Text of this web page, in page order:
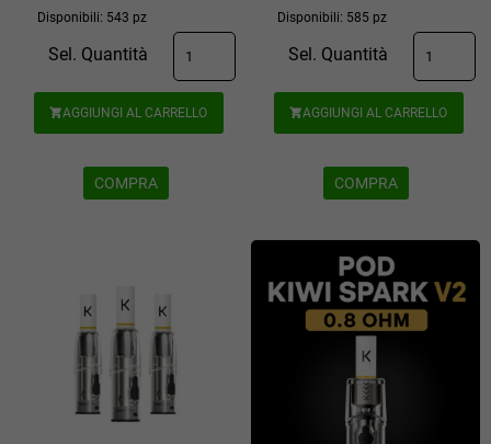
Disponibili: 543 pz
Sel. Quantità
AGGIUNGI AL CARRELLO
COMPRA
Disponibili: 585 pz
Sel. Quantità
AGGIUNGI AL CARRELLO
COMPRA